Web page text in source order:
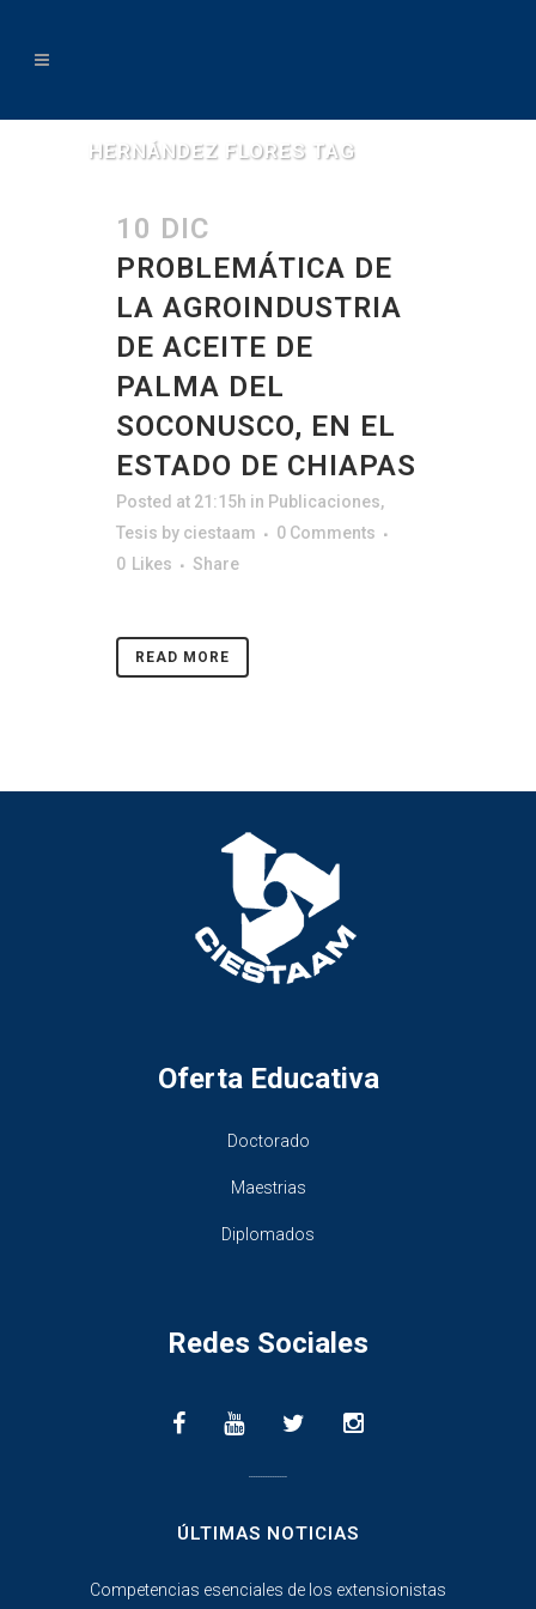
HERNÁNDEZ FLORES TAG
10 DIC
PROBLEMÁTICA DE
LA AGROINDUSTRIA
DE ACEITE DE
PALMA DEL
SOCONUSCO, EN EL
ESTADO DE CHIAPAS
Posted at 21:15h in Publicaciones,
Tesis by ciestaam
0 Comments
0 Likes Share
READ MORE
Oferta Educativa
Doctorado
Maestrias
Diplomados
Redes Sociales
ÚLTIMAS NOTICIAS
Competencias esenciales de los extensionistas